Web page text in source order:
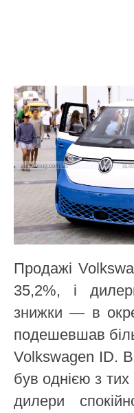
Продажі
35,2%, і
знижки — в
подешевшав
Volkswagen ID.
був однією з
дилери